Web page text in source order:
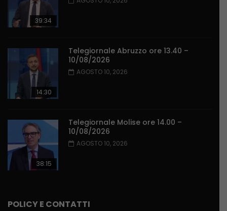
39:34
14:30
Telegiornale Abruzzo ore 13.40 –
10/08/2026
AGOSTO 10, 2026
38:15
Telegiornale Molise ore 14.00 –
10/08/2026
AGOSTO 10, 2026
POLICY E CONTATTI